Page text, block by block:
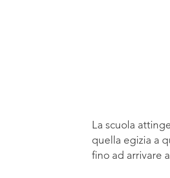
La scuola
quella egizia a
fino ad arrivare